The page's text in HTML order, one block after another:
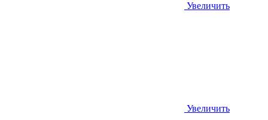
Увеличить
Увеличить